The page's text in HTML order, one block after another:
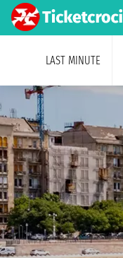
LAST MINUTE